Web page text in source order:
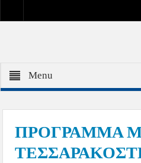
Menu
ΠΡΟΓΡΑΜΜΑ